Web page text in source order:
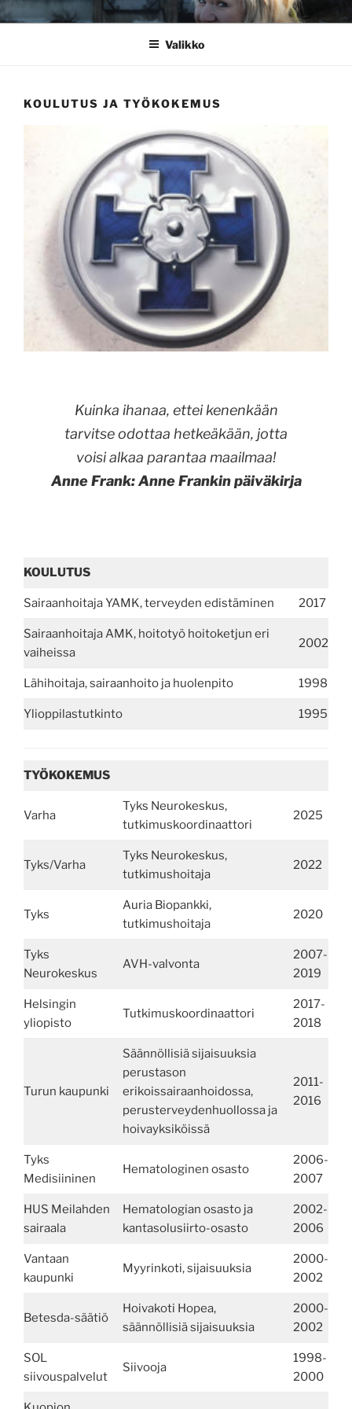
sisältöönRIIKKA TAINA
Sydämellä mukana
Valikko
KOULUTUS JA TYÖKOKEMUS
Kuinka ihanaa, ettei kenenkään
tarvitse odottaa hetkeäkään, jotta
voisi alkaa parantaa maailmaa!
Anne Frank: Anne Frankin päiväkirja
KOULUTUS
Sairaanhoitaja YAMK, terveyden edistäminen 2017
Sairaanhoitaja AMK, hoitotyö hoitoketjun eri
vaiheissa
2002
Lähihoitaja, sairaanhoito ja huolenpito 1998
Ylioppilastutkinto 1995
TYÖKOKEMUS
Varha
Tyks Neurokeskus,
tutkimuskoordinaattori
2025
Tyks/Varha
Tyks Neurokeskus,
tutkimushoitaja
2022
Tyks
Auria Biopankki,
tutkimushoitaja
2020
Tyks
Neurokeskus
AVH-valvonta
2007-
2019
Helsingin
yliopisto
Tutkimuskoordinaattori
2017-
2018
Turun kaupunki
Säännöllisiä sijaisuuksia
perustason
erikoissairaanhoidossa,
perusterveydenhuollossa ja
hoivayksiköissä
2011-
2016
Tyks
Medisiininen
Hematologinen osasto
2006-
2007
HUS Meilahden
sairaala
Hematologian osasto ja
kantasolusiirto-osasto
2002-
2006
Vantaan
kaupunki
Myyrinkoti, sijaisuuksia
2000-
2002
Betesda-säätiö
Hoivakoti Hopea,
säännöllisiä sijaisuuksia
2000-
2002
SOL
siivouspalvelut
Siivooja
1998-
2000